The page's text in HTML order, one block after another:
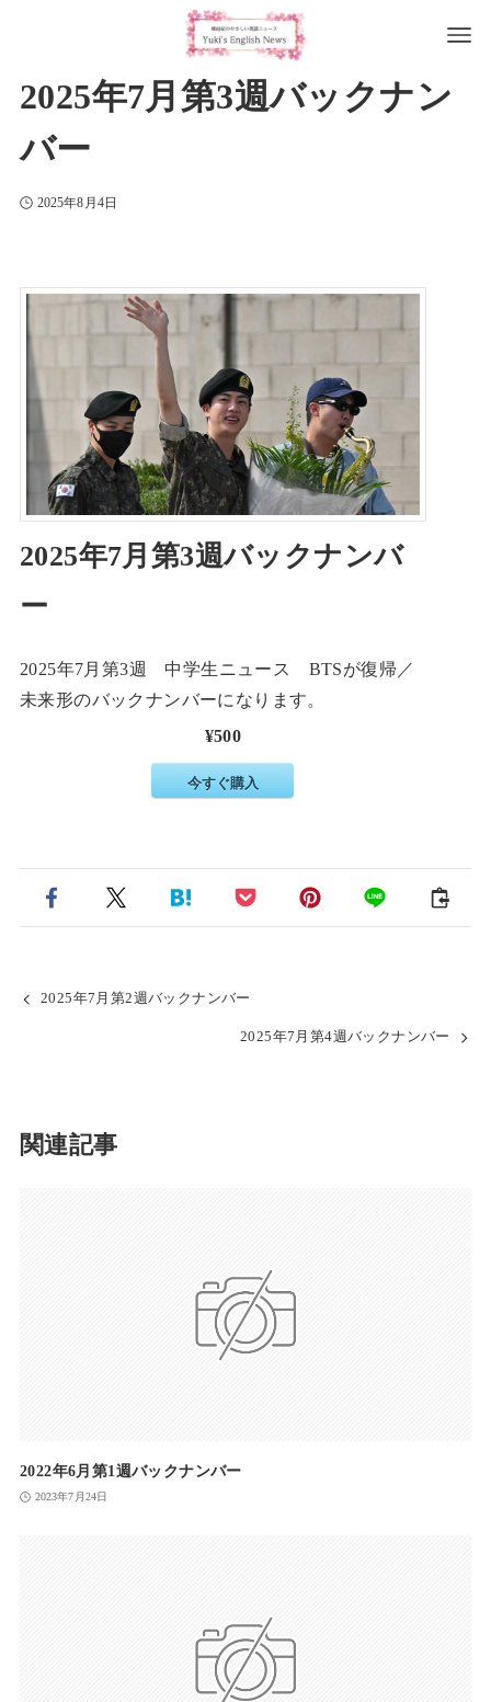
2025年7月第3週バックナン
バー
2025年8月4日
2025年7月第3週バックナンバ
ー
2025年7月第3週 中学生ニュース BTSが復帰／
未来形のバックナンバーになります。
¥500
今すぐ購入
2025年7月第2週バックナンバー
2025年7月第4週バックナンバー
関連記事
2022年6月第1週バックナンバー
2023年7月24日